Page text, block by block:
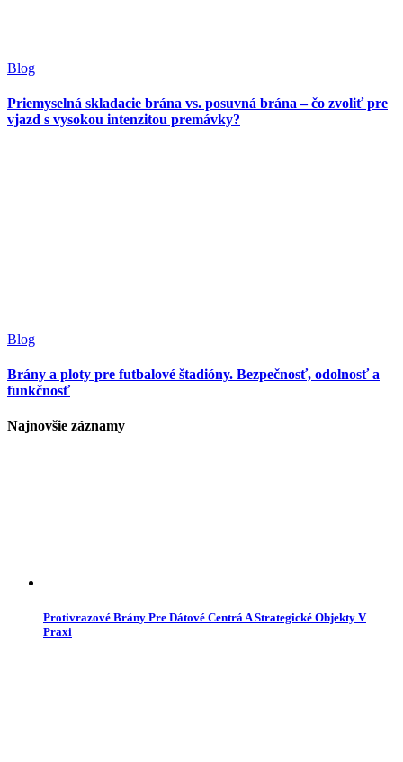
Blog
Priemyselná skladacie brána vs. posuvná brána – čo zvoliť pre
vjazd s vysokou intenzitou premávky?
Blog
Brány a ploty pre futbalové štadióny. Bezpečnosť, odolnosť a
funkčnosť
Najnovšie záznamy
Protivrazové Brány Pre Dátové Centrá A Strategické Objekty V
Praxi